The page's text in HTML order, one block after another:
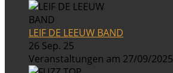
LEIF DE LEEUW BAND
26 Sep. 25
Veranstaltungen am 27/09/2025